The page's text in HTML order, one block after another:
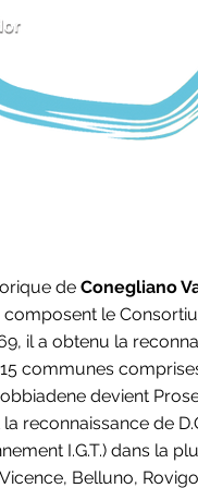
de Conegliano
le
il a obtenu la
15 communes
devient
reconnaissance de
I.G.T.) dans la
Belluno,